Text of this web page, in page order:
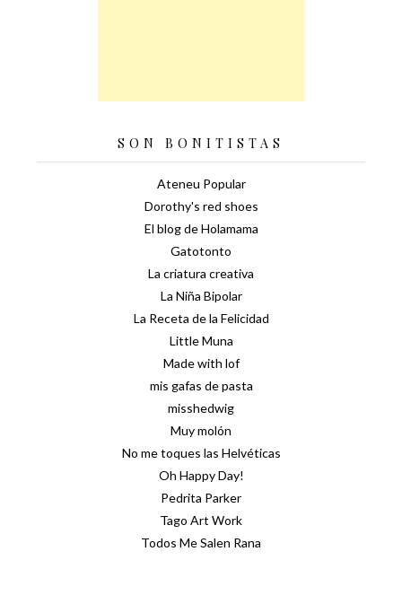
SON BONITISTAS
Ateneu Popular
Dorothy's red shoes
El blog de Holamama
Gatotonto
La criatura creativa
La Niña Bipolar
La Receta de la Felicidad
Little Muna
Made with lof
mis gafas de pasta
misshedwig
Muy molón
No me toques las Helvéticas
Oh Happy Day!
Pedrita Parker
Tago Art Work
Todos Me Salen Rana